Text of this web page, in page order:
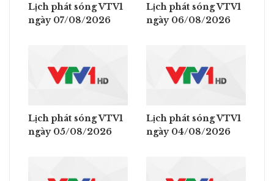
Lịch phát sóng VTV1
ngày 07/08/2026
Lịch phát sóng VTV1
ngày 06/08/2026
Lịch phát sóng VTV1
ngày 05/08/2026
Lịch phát sóng VTV1
ngày 04/08/2026